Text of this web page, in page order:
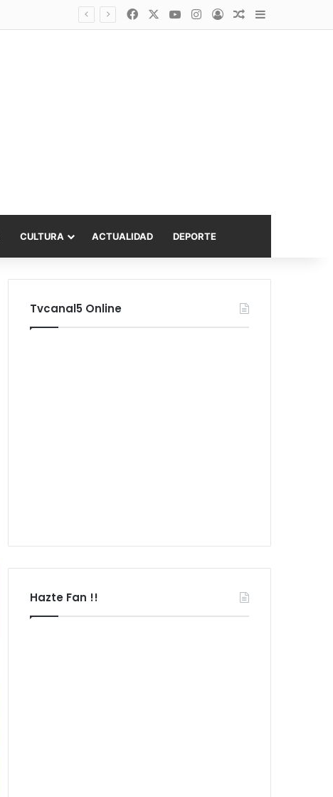
FacebookYouTubeInstagram
AccesoPublicación al
Barra lateral
CULTURA ACTUALIDAD DEPORTE
Tvcanal5 Online
Hazte Fan !!